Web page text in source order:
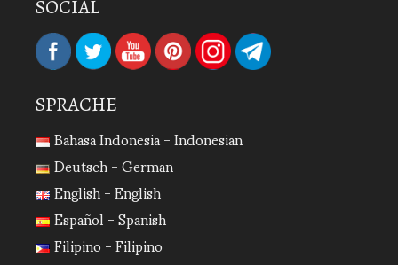
SOCIAL
SPRACHE
Bahasa Indonesia - Indonesian
Deutsch - German
English - English
Español - Spanish
Filipino - Filipino